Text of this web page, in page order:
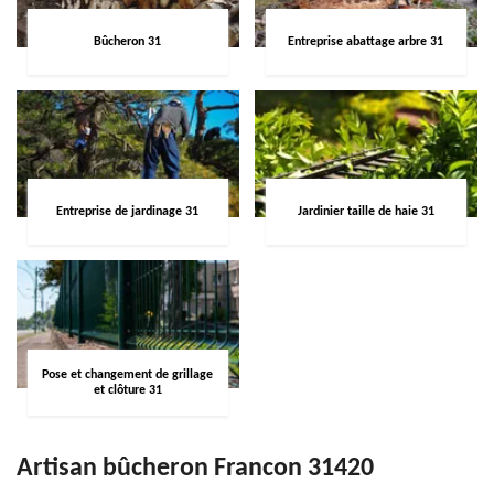
Bûcheron 31 Entreprise abattage arbre 31
Entreprise de jardinage 31 Jardinier taille de haie 31
Pose et changement de grillage
et clôture 31
Artisan bûcheron Francon 31420